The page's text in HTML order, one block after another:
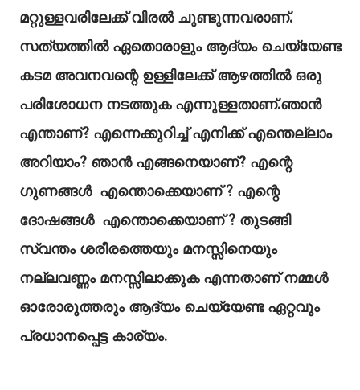
മറ്റുള്ളവരിലേക്ക് വിരൽ ചുണ്ടുന്നവരാണ്.
സത്യത്തിൽ ഏതൊരാളും ആദ്യം ചെയ്യേണ്ട
കടമ അവനവന്റെ ഉള്ളിലേക്ക് ആഴത്തിൽ ഒരു
പരിശോധന നടത്തുക എന്നുള്ളതാണ്.ഞാൻ
എന്താണ്? എന്നെക്കുറിച്ച് എനിക്ക് എന്തെല്ലാം
അറിയാം? ഞാൻ എങ്ങനെയാണ്? എന്റെ
ഗുണങ്ങൾ എന്തൊക്കെയാണ് ? എന്റെ
ദോഷങ്ങൾ എന്തൊക്കെയാണ് ? തുടങ്ങി
സ്വന്തം ശരീരത്തെയും മനസ്സിനെയും
നല്ലവണ്ണം മനസ്സിലാക്കുക എന്നതാണ് നമ്മൾ
ഓരോരുത്തരും ആദ്യം ചെയ്യേണ്ട ഏറ്റവും
പ്രധാനപ്പെട്ട കാര്യം.